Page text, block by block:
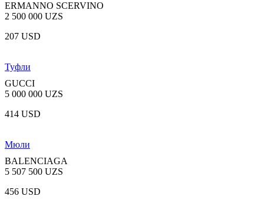
ERMANNO SCERVINO
2 500 000 UZS
207 USD
Туфли
GUCCI
5 000 000 UZS
414 USD
Мюли
BALENCIAGA
5 507 500 UZS
456 USD